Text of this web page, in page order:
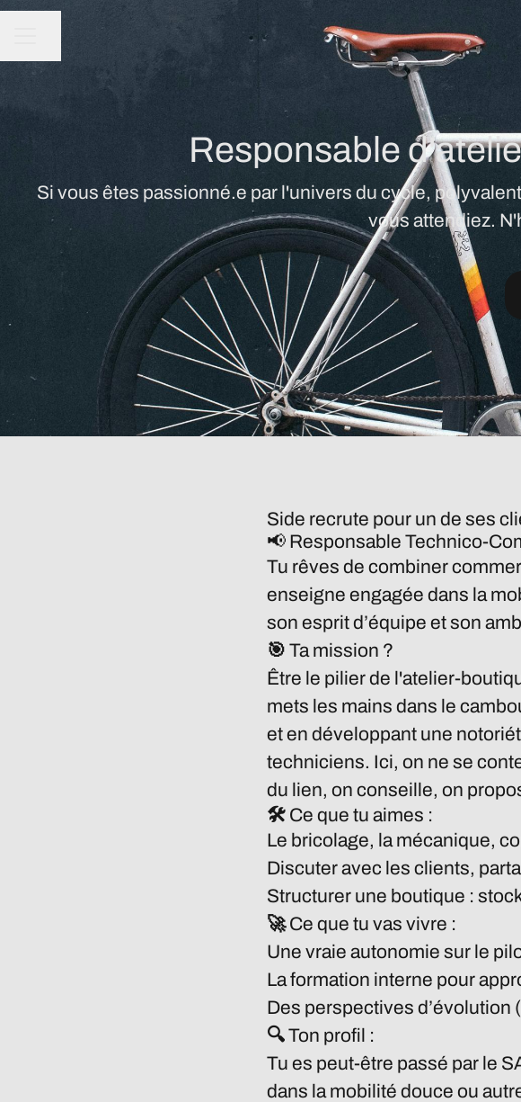
Responsable
Si vous êtes passionné.e par l'univers du cycle,
vous attendiez.
Side recrute pour un de ses
📢 Responsable Technico-
Tu rêves de combiner
enseigne engagée dans la
son esprit d’équipe et son
🎯 Ta mission ?
Être le pilier de l'atelier-
mets les mains dans le
et en développant une
techniciens. Ici, on ne se
du lien, on conseille, on
🛠 Ce que tu aimes :
Le bricolage, la mécanique,
Discuter avec les clients,
Structurer une boutique :
🚀 Ce que tu vas vivre :
Une vraie autonomie sur le
La formation interne pour
Des perspectives
🔍 Ton profil :
Tu es peut-être passé par le
dans la mobilité douce ou